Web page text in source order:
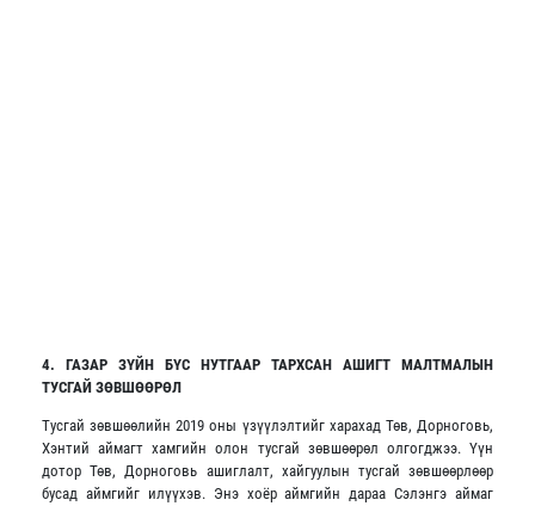
4. ГАЗАР ЗҮЙН БҮС НУТГААР ТАРХСАН АШИГТ МАЛТМАЛЫН
ТУСГАЙ ЗӨВШӨӨРӨЛ
Тусгай зөвшөөлийн 2019 оны үзүүлэлтийг харахад Төв, Дорноговь,
Хэнтий аймагт хамгийн олон тусгай зөвшөөрөл олгогджээ. Үүн
дотор Төв, Дорноговь ашиглалт, хайгуулын тусгай зөвшөөрлөөр
бусад аймгийг илүүхэв. Энэ хоёр аймгийн дараа Сэлэнгэ аймаг